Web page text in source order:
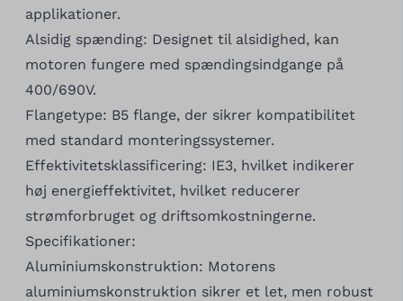
applikationer.
Alsidig spænding: Designet til alsidighed, kan
motoren fungere med spændingsindgange på
400/690V.
Flangetype: B5 flange, der sikrer kompatibilitet
med standard monteringssystemer.
Effektivitetsklassificering: IE3, hvilket indikerer
høj energieffektivitet, hvilket reducerer
strømforbruget og driftsomkostningerne.
Specifikationer:
Aluminiumskonstruktion: Motorens
aluminiumskonstruktion sikrer et let, men robust